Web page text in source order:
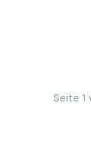
Seite